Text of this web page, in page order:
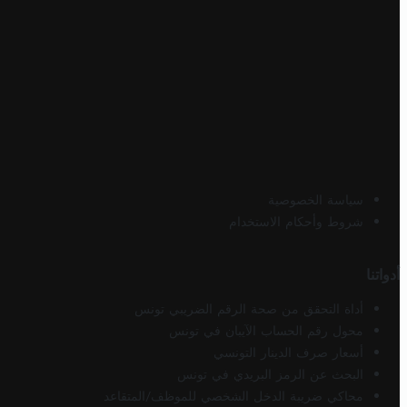
سياسة الخصوصية
شروط وأحكام الاستخدام
أدواتنا
أداة التحقق من صحة الرقم الضريبي تونس
محول رقم الحساب الآيبان في تونس
أسعار صرف الدينار التونسي
البحث عن الرمز البريدي في تونس
محاكي ضريبة الدخل الشخصي للموظف/المتقاعد